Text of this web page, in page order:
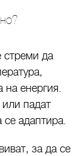
стреми да
на енергия.
или падат
адаптира.
за да се